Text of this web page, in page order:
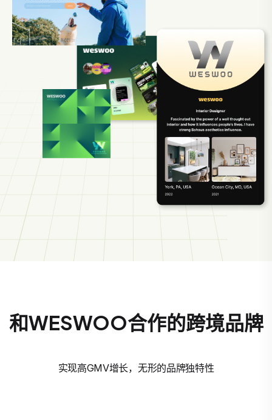
和WESWOO合作的跨境品牌
实现高GMV增长，无形的品牌独特性